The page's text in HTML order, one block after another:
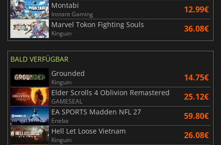
Montabi
Instant Gaming 12.99€
Marvel Tokon Fighting Souls
Kinguin 36.08€
BALD VERFÜGBAR
Grounded
Kinguin 14.75€
Elder Scrolls 4 Oblivion Remastered
GAMESEAL 25.12€
EA SPORTS Madden NFL 27
Eneba 59.80€
Hell Let Loose Vietnam
Kinguin 26.08€